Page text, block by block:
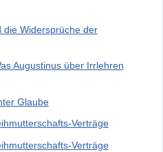
die Widersprüche der
Augustinus über Irrlehren
Glaube
Verträge
Verträge